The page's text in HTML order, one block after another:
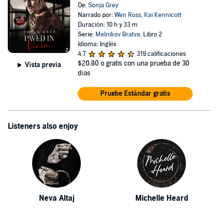
Vista previa
De:Sonja Grey
Narrado por:Wen Ross, Kai Kennicott
Duración: 10 h y 33 m
Serie: Melnikov Bratva, Libro 2
Idioma: Inglés
4.7
319 calificaciones
$20.80 o gratis con una prueba de 30
días
Pruebe Estándar gratis
Listeners also enjoy
Neva Altaj Michelle Heard